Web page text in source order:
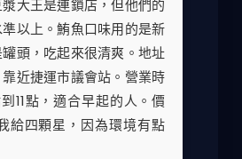
大王是連鎖店，但他們的
以上。鮪魚口味用的是新
頭，吃起來很清爽。地址
近捷運市議會站。營業時
11點，適合早起的人。價
給四顆星，因為環境有點